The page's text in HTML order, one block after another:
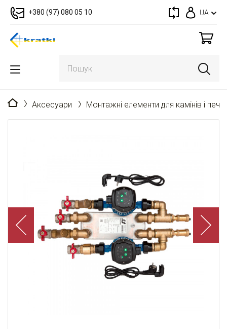
+380 (97) 080 05 10 UA
Головна
Аксесуари Монтажні елементи для камінів і